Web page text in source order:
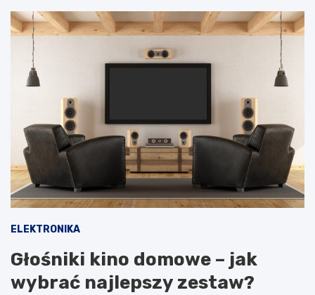
ELEKTRONIKA
Głośniki kino domowe – jak
wybrać najlepszy zestaw?